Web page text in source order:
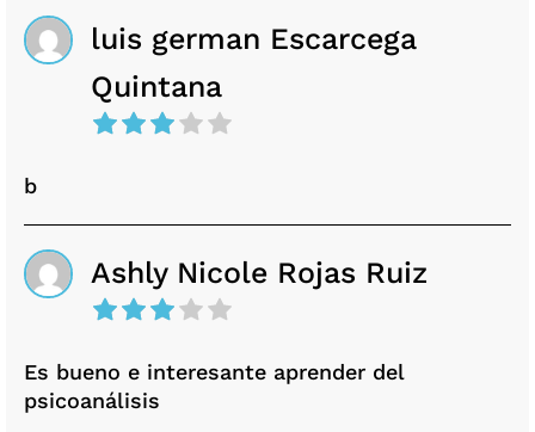
luis german Escarcega
Quintana
b
Ashly Nicole Rojas Ruiz
Es bueno e interesante aprender del
psicoanálisis